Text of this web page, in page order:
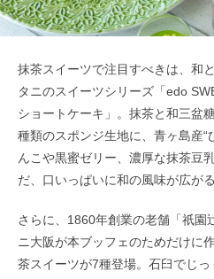
抹茶スイーツで注目すべきは、和
タニのスイーツシリーズ「edo
ショートケーキ」。抹茶と和三盆
種類のスポンジ生地に、青ヶ島産“
んこや黒蜜ゼリー、濃厚な抹茶豆
だ、口いっぱいに和の風味が広が
さらに、1860年創業の老舗「祇園
ニ大阪が本ブッフェのためだけに
茶スイーツが7種登場。石臼でじ